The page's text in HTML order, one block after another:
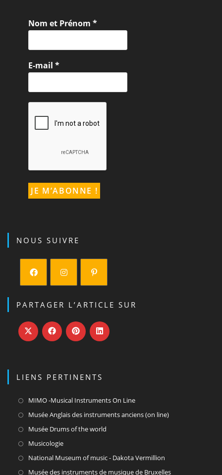
Nom et Prénom*
E-mail*
NOUS SUIVRE
PARTAGER L’ARTICLE SUR
LIENS PERTINENTS
MIMO -Musical Instruments On Line
Musée Anglais des instruments anciens (on line)
Musée Drums of the world
Musicologie
National Museum of music - Dakota Vermillion
Musée des instruments de musique de Bruxelles